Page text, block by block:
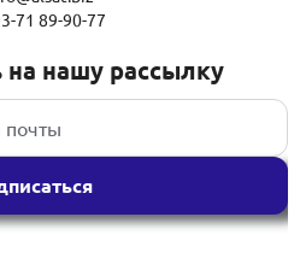
71 89-90-77
нашу рассылку